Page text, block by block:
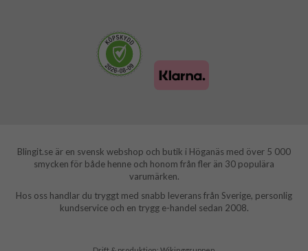
Blingit.se är en svensk webshop och butik i Höganäs med över 5 000
smycken för både henne och honom från fler än 30 populära
varumärken.
Hos oss handlar du tryggt med snabb leverans från Sverige, personlig
kundservice och en trygg e-handel sedan 2008.